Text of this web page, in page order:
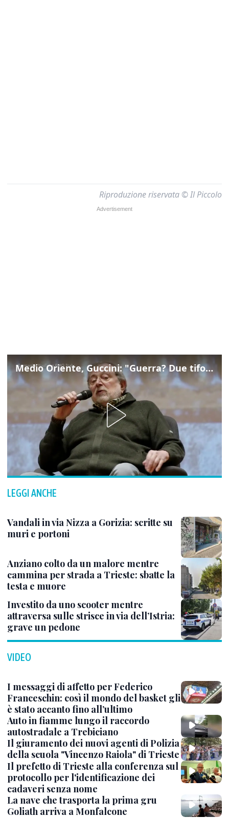
Riproduzione riservata © Il Piccolo
Medio Oriente, Guccini: "Guerra? Due tifoserie che si urlano contro e dimenticano vittime"
LEGGI ANCHE
Vandali in via Nizza a Gorizia: scritte su
muri e portoni
Anziano colto da un malore mentre
cammina per strada a Trieste: sbatte la
testa e muore
Investito da uno scooter mentre
attraversa sulle strisce in via dell’Istria:
grave un pedone
VIDEO
I messaggi di affetto per Federico
Franceschin: così il mondo del basket gli
è stato accanto fino all’ultimo
Auto in fiamme lungo il raccordo
autostradale a Trebiciano
Il giuramento dei nuovi agenti di Polizia
della scuola "Vincenzo Raiola" di Trieste
Il prefetto di Trieste alla conferenza sul
protocollo per l'identificazione dei
cadaveri senza nome
La nave che trasporta la prima gru
Goliath arriva a Monfalcone